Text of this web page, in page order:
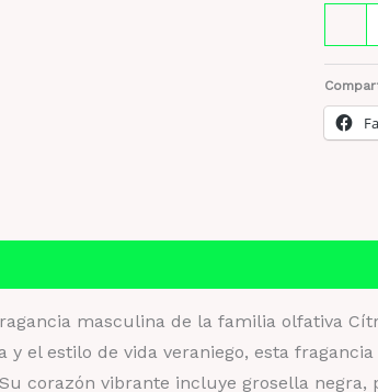
by
masculina de la familia olfativa
y el estilo de vida veraniego, esta
corazón vibrante incluye grosella